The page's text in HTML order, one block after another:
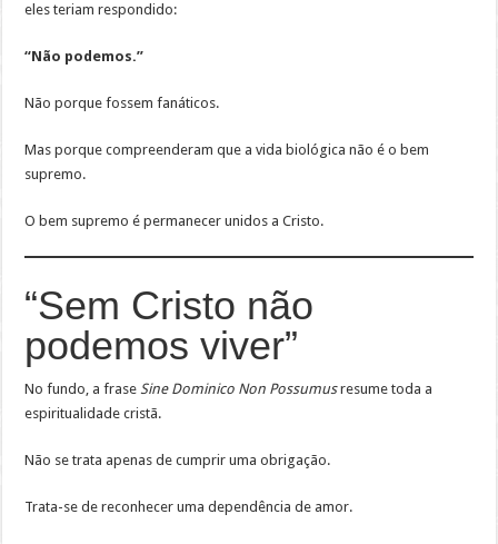
eles teriam respondido:
“Não podemos.”
Não porque fossem fanáticos.
Mas porque compreenderam que a vida biológica não é o bem
supremo.
O bem supremo é permanecer unidos a Cristo.
“Sem Cristo não
podemos viver”
No fundo, a fraseSine Dominico Non Possumusresume toda a
espiritualidade cristã.
Não se trata apenas de cumprir uma obrigação.
Trata-se de reconhecer uma dependência de amor.